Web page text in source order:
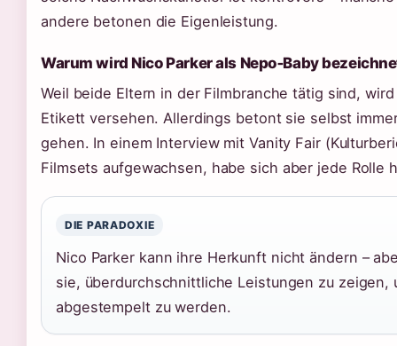
andere betonen die Eigenleistung.
Warum wird Nico Parker als Nepo‑Baby
Weil beide Eltern in der Filmbranche tätig sind,
Etikett versehen. Allerdings betont sie selbst
gehen. In einem Interview mit Vanity Fair
Filmsets aufgewachsen, habe sich aber jede Rolle
DIE PARADOXIE
Nico Parker kann ihre Herkunft nicht ändern –
sie, überdurchschnittliche Leistungen zu zeigen,
abgestempelt zu werden.